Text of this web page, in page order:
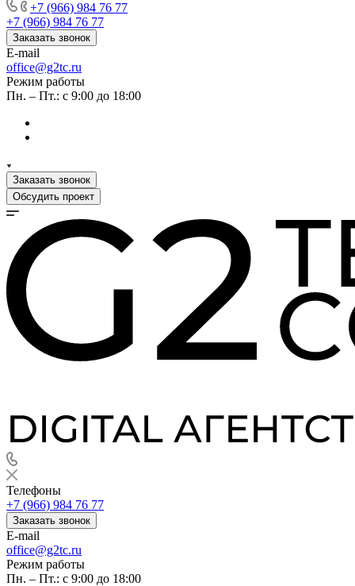
+7 (966) 984 76 77
+7 (966) 984 76 77
Заказать звонок
E-mail
office@g2tc.ru
Режим работы
Пн. – Пт.: с 9:00 до 18:00
Заказать звонок
Обсудить проект
Телефоны
+7 (966) 984 76 77
Заказать звонок
E-mail
office@g2tc.ru
Режим работы
Пн. – Пт.: с 9:00 до 18:00